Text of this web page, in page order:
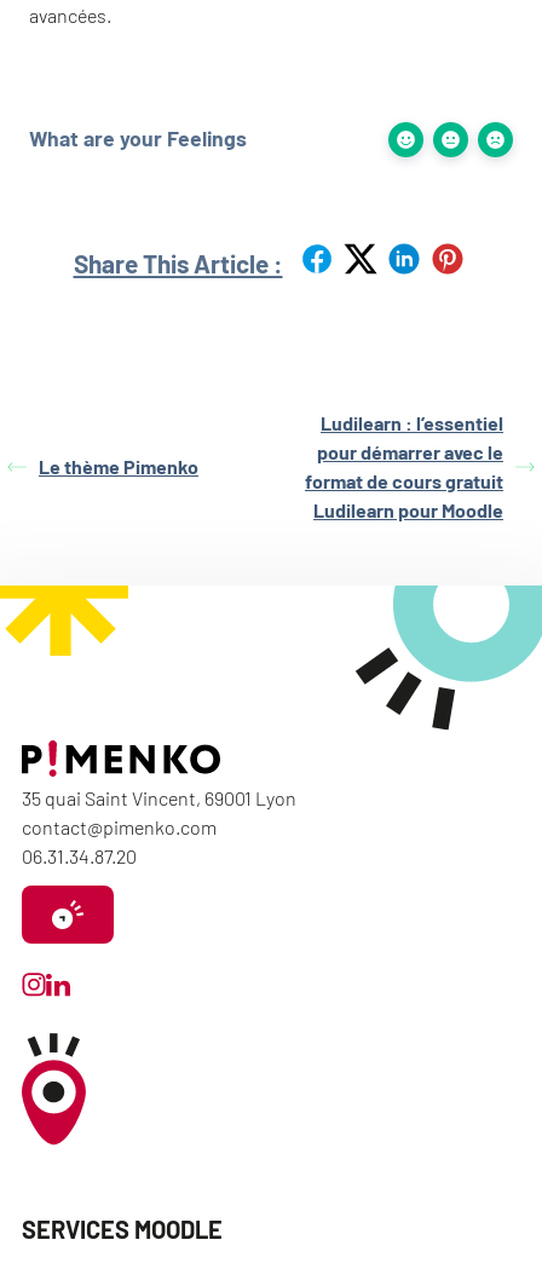
avancées.
What are your Feelings
Share This Article :
Le thème Pimenko
Ludilearn : l’essentiel
pour démarrer avec le
format de cours gratuit
Ludilearn pour Moodle
35 quai Saint Vincent, 69001 Lyon
contact@pimenko.com
06.31.34.87.20
SERVICES MOODLE